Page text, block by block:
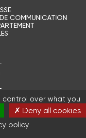
COMMUNICATION
control over what you
✗ Deny all cookies
policy